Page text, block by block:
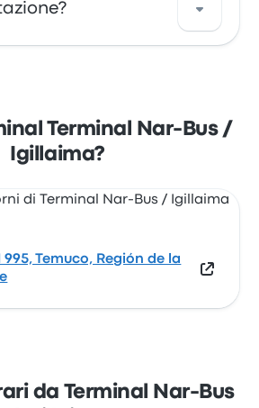
Osserva la posizione di
di autobus di Temuco su una
Terminal Nar-Bus /
Igillaima?
995, Temuco, Región de la
da Terminal Nar-Bus